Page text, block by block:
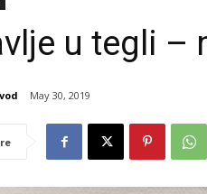
u tegli –
May 30, 2019